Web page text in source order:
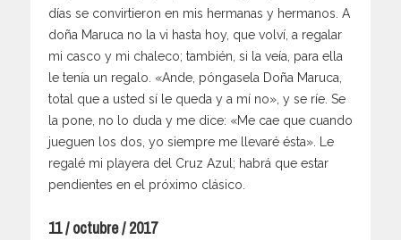
días se convirtieron en mis hermanas y hermanos. A
doña Maruca no la vi hasta hoy, que volví, a regalar
mi casco y mi chaleco; también, si la veía, para ella
le tenía un regalo. «Ande, póngasela Doña Maruca,
total que a usted sí le queda y a mí no», y se ríe. Se
la pone, no lo duda y me dice: «Me cae que cuando
jueguen los dos, yo siempre me llevaré ésta». Le
regalé mi playera del Cruz Azul; habrá que estar
pendientes en el próximo clásico.
11 / octubre / 2017